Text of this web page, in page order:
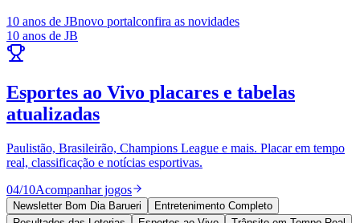
Goiás
10 anos de JBnovo portalconfira as novidades
10 anos de JB
Esportes ao Vivo placares e tabelas
atualizadas
Paulistão, Brasileirão, Champions League e mais. Placar em tempo
real, classificação e notícias esportivas.
04/10Acompanhar jogos
Newsletter Bom Dia Barueri
Entretenimento Completo